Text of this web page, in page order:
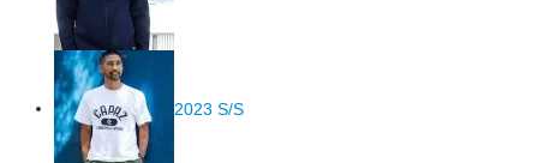
2023 S/S